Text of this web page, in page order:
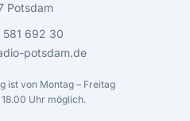
Potsdam
581 692 30
potsdam.de
ist von Montag – Freitag
Uhr möglich.